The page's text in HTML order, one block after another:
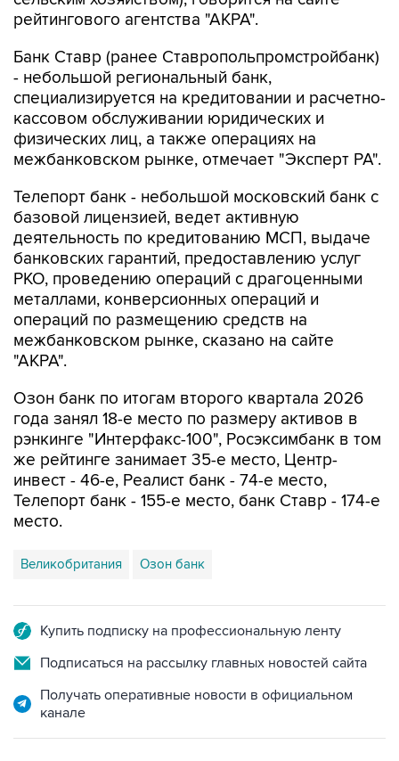
рейтингового агентства "АКРА".
Банк Ставр (ранее Ставропольпромстройбанк)
- небольшой региональный банк,
специализируется на кредитовании и расчетно-
кассовом обслуживании юридических и
физических лиц, а также операциях на
межбанковском рынке, отмечает "Эксперт РА".
Телепорт банк - небольшой московский банк с
базовой лицензией, ведет активную
деятельность по кредитованию МСП, выдаче
банковских гарантий, предоставлению услуг
РКО, проведению операций с драгоценными
металлами, конверсионных операций и
операций по размещению средств на
межбанковском рынке, сказано на сайте
"АКРА".
Озон банк по итогам второго квартала 2026
года занял 18-е место по размеру активов в
рэнкинге "Интерфакс-100", Росэксимбанк в том
же рейтинге занимает 35-е место, Центр-
инвест - 46-е, Реалист банк - 74-е место,
Телепорт банк - 155-е место, банк Ставр - 174-е
место.
Великобритания Озон банк
Купить подписку на профессиональную ленту
Подписаться на рассылку главных новостей сайта
Получать оперативные новости в официальном
канале